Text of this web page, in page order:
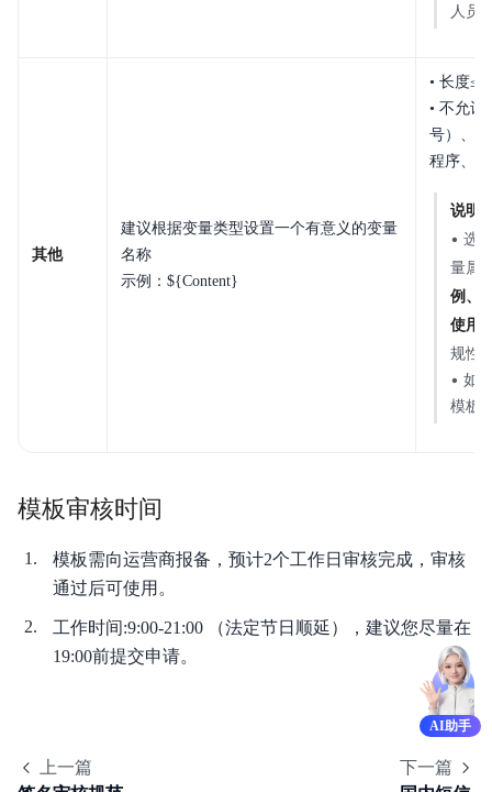
人员
其他
建议根据变量类型设置一个有意义的变量
名称
示例：${Content}
• 长度
• 不允许
号）、
程序、
说明
• 选
量属
例、
使用
规性
• 如
模板
模板审核时间
模板需向运营商报备，预计2个工作日审核完成，审核
通过后可使用。
工作时间:9:00-21:00 （法定节日顺延），建议您尽量在
19:00前提交申请。
上一篇
下一篇
AI助手